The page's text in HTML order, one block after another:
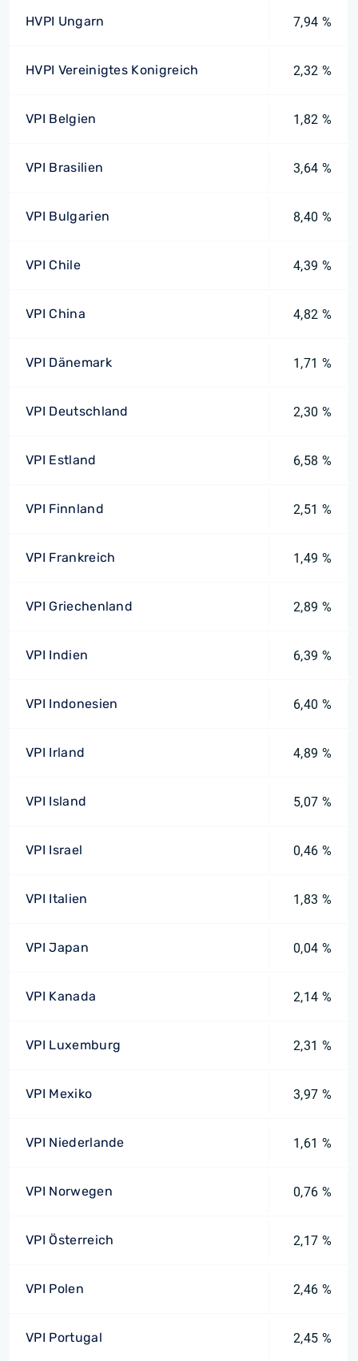
HVPI Ungarn 7,94 %
HVPI Vereinigtes Konigreich 2,32 %
VPI Belgien 1,82 %
VPI Brasilien 3,64 %
VPI Bulgarien 8,40 %
VPI Chile 4,39 %
VPI China 4,82 %
VPI Dänemark 1,71 %
VPI Deutschland 2,30 %
VPI Estland 6,58 %
VPI Finnland 2,51 %
VPI Frankreich 1,49 %
VPI Griechenland 2,89 %
VPI Indien 6,39 %
VPI Indonesien 6,40 %
VPI Irland 4,89 %
VPI Island 5,07 %
VPI Israel 0,46 %
VPI Italien 1,83 %
VPI Japan 0,04 %
VPI Kanada 2,14 %
VPI Luxemburg 2,31 %
VPI Mexiko 3,97 %
VPI Niederlande 1,61 %
VPI Norwegen 0,76 %
VPI Österreich 2,17 %
VPI Polen 2,46 %
VPI Portugal 2,45 %